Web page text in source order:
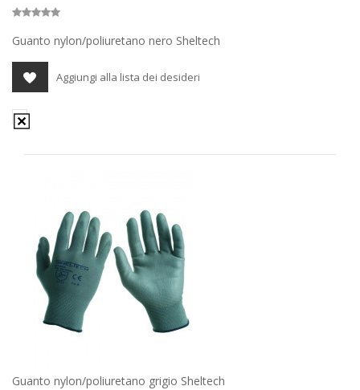
Guanto nylon/poliuretano nero Sheltech
Aggiungi alla lista dei desideri
Guanto nylon/poliuretano grigio Sheltech